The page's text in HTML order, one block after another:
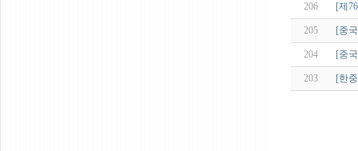
206 [제
205 [중
204 [중
203 [한